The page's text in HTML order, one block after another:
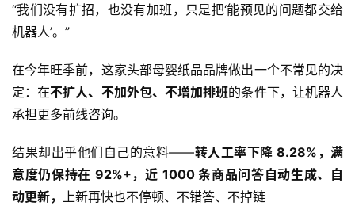
“我们没有扩招，也没有加班，只是把‘能预见的问题都交给
机器人’。”
在今年旺季前，这家头部母婴纸品品牌做出一个不常见的决
定：在不扩人、不加外包、不增加排班的条件下，让机器人
承担更多前线咨询。
结果却出乎他们自己的意料——转人工率下降 8.28%， 满
意度仍保持在 92%+，近 1000 条商品问答自动生成、自
动更新， 上新再快也不停顿、不错答、不掉链